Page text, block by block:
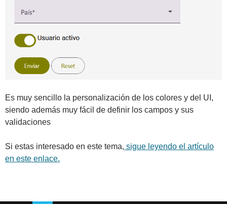
Es muy sencillo la personalización de los colores y del UI,
siendo además muy fácil de definir los campos y sus
validaciones
Si estas interesado en este tema, sigue leyendo el artículo
en este enlace.